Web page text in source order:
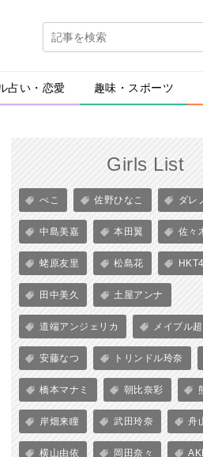
占い・恋愛 趣味・スポーツ
Girls List
ぺこ 佐野ひなこ ダレ
中島美嘉 本田翼 佐々
蛯原友里 松島花
田中美久 土屋アンナ
道端アンジェリカ メイプル
安藤なつ トリンドル玲奈
橋本マナミ 朝比奈彩
岸畑来瞳 武田玲奈 舟
横山由依 岡田奈々